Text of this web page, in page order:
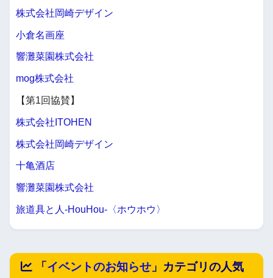
株式会社岡崎デザイン
小倉名画座
響灘菜園株式会社
mog株式会社
【第1回協賛】
株式会社ITOHEN
株式会社岡崎デザイン
十亀酒店
響灘菜園株式会社
旅道具と人-HouHou-〈ホウホウ〉
「 イベントのお知らせ 」カテゴリの人気